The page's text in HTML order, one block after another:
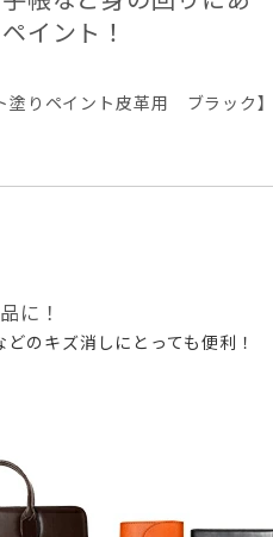
イント！
塗りペイント皮革用 ブラック
に！
のキズ消しにとっても便利！